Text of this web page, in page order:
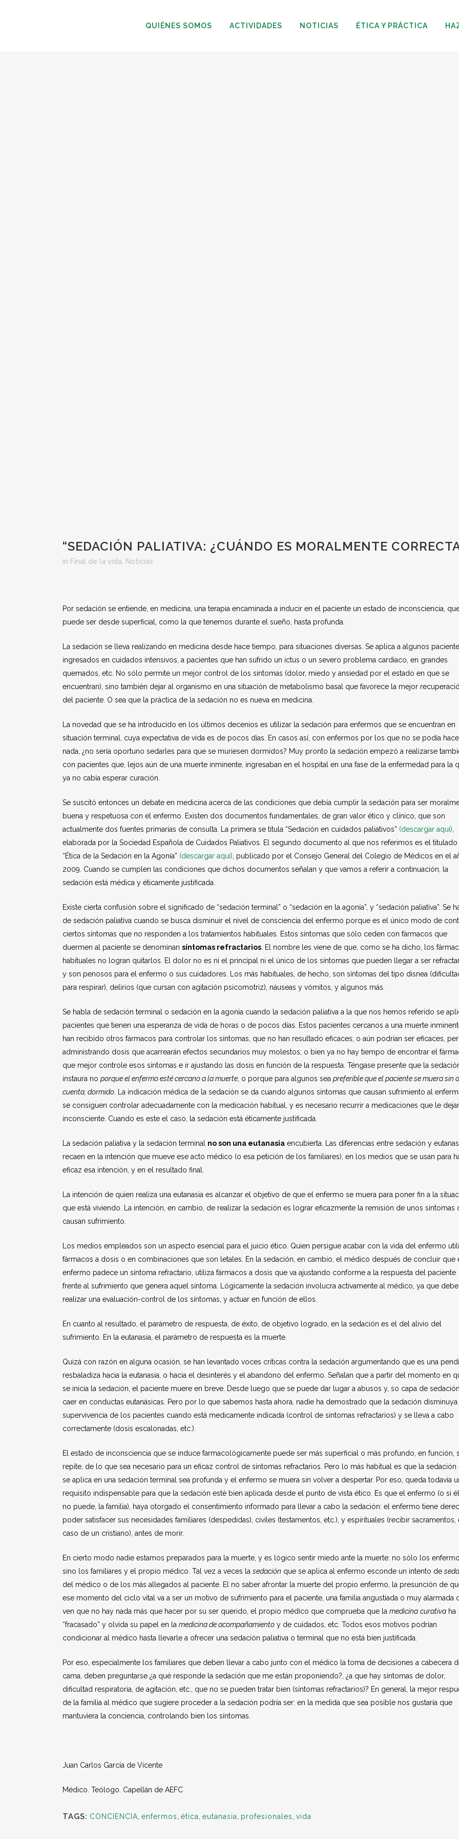
QUIÉNES SOMOS ACTIVIDADES NOTICIAS ÉTICA Y PRÁCTICA
“SEDACIÓN PALIATIVA: ¿CUÁNDO ES MORALMENTE
in Final de la vida Noticias
Por sedación se entiende, en medicina, una terapia encaminada a inducir en el paciente un estado de inconsciencia,
puede ser desde superficial, como la que tenemos durante el sueño, hasta profunda.
La sedación se lleva realizando en medicina desde hace tiempo, para situaciones diversas. Se aplica a algunos
ingresados en cuidados intensivos, a pacientes que han sufrido un ictus o un severo problema cardiaco, en grandes
quemados, etc. No sólo permite un mejor control de los síntomas (dolor, miedo y ansiedad por el estado en que se
encuentran), sino también dejar al organismo en una situación de metabolismo basal que favorece la mejor
del paciente. O sea que la práctica de la sedación no es nueva en medicina.
La novedad que se ha introducido en los últimos decenios es utilizar la sedación para enfermos que se encuentran en
situación terminal, cuya expectativa de vida es de pocos días. En casos así, con enfermos por los que no se podía
nada, ¿no sería oportuno sedarles para que se muriesen dormidos? Muy pronto la sedación empezó a realizarse
con pacientes que, lejos aún de una muerte inminente, ingresaban en el hospital en una fase de la enfermedad para la
ya no cabía esperar curación.
Se suscitó entonces un debate en medicina acerca de las condiciones que debía cumplir la sedación para ser
buena y respetuosa con el enfermo. Existen dos documentos fundamentales, de gran valor ético y clínico, que son
actualmente dos fuentes primarias de consulta. La primera se titula “Sedación en cuidados paliativos” (descargar aquí)
elaborada por la Sociedad Española de Cuidados Paliativos. El segundo documento al que nos referimos es el titulado
“Ética de la Sedación en la Agonía” (descargar aquí) , publicado por el Consejo General del Colegio de Médicos en el
2009. Cuando se cumplen las condiciones que dichos documentos señalan y que vamos a referir a continuación, la
sedación está médica y éticamente justificada.
Existe cierta confusión sobre el significado de “sedación terminal” o “sedación en la agonía”, y “sedación paliativa”. Se
de sedación paliativa cuando se busca disminuir el nivel de consciencia del enfermo porque es el único modo de
ciertos síntomas que no responden a los tratamientos habituales. Estos síntomas que sólo ceden con fármacos que
duermen al paciente se denominan síntomas refractarios . El nombre les viene de que, como se ha dicho, los
habituales no logran quitarlos. El dolor no es ni el principal ni el único de los síntomas que pueden llegar a ser
y son penosos para el enfermo o sus cuidadores. Los más habituales, de hecho, son síntomas del tipo disnea
para respirar), delirios (que cursan con agitación psicomotriz), náuseas y vómitos, y algunos más.
Se habla de sedación terminal o sedación en la agonía cuando la sedación paliativa a la que nos hemos referido se
pacientes que tienen una esperanza de vida de horas o de pocos días. Estos pacientes cercanos a una muerte
han recibido otros fármacos para controlar los síntomas, que no han resultado eficaces; o aún podrían ser eficaces,
administrando dosis que acarrearán efectos secundarios muy molestos; o bien ya no hay tiempo de encontrar el
que mejor controle esos síntomas e ir ajustando las dosis en función de la respuesta. Téngase presente que la
instaura no porque el enfermo esté cercano a la muerte , o porque para algunos sea preferible que el paciente se muera sin
cuenta, dormido . La indicación médica de la sedación se da cuando algunos síntomas que causan sufrimiento al
se consiguen controlar adecuadamente con la medicación habitual, y es necesario recurrir a medicaciones que le
inconsciente. Cuando es este el caso, la sedación está éticamente justificada.
La sedación paliativa y la sedación terminal no son una eutanasia encubierta. Las diferencias entre sedación y
recaen en la intención que mueve ese acto médico (o esa petición de los familiares), en los medios que se usan para
eficaz esa intención, y en el resultado final.
La intención de quien realiza una eutanasia es alcanzar el objetivo de que el enfermo se muera para poner fin a la
que está viviendo. La intención, en cambio, de realizar la sedación es lograr eficazmente la remisión de unos síntomas
causan sufrimiento.
Los medios empleados son un aspecto esencial para el juicio ético. Quien persigue acabar con la vida del enfermo
fármacos a dosis o en combinaciones que son letales. En la sedación, en cambio, el médico después de concluir que
enfermo padece un síntoma refractario, utiliza fármacos a dosis que va ajustando conforme a la respuesta del paciente
frente al sufrimiento que genera aquel síntoma. Lógicamente la sedación involucra activamente al médico, ya que debe
realizar una evaluación-control de los síntomas, y actuar en función de ellos.
En cuanto al resultado, el parámetro de respuesta, de éxito, de objetivo logrado, en la sedación es el del alivio del
sufrimiento. En la eutanasia, el parámetro de respuesta es la muerte.
Quizá con razón en alguna ocasión, se han levantado voces críticas contra la sedación argumentando que es una
resbaladiza hacia la eutanasia, o hacia el desinterés y el abandono del enfermo. Señalan que a partir del momento en
se inicia la sedación, el paciente muere en breve. Desde luego que se puede dar lugar a abusos y, so capa de sedación,
caer en conductas eutanásicas. Pero por lo que sabemos hasta ahora, nadie ha demostrado que la sedación disminuya
supervivencia de los pacientes cuando está medicamente indicada (control de síntomas refractarios) y se lleva a cabo
correctamente (dosis escalonadas, etc.).
El estado de inconsciencia que se induce farmacológicamente puede ser más superficial o más profundo, en función,
repite, de lo que sea necesario para un eficaz control de síntomas refractarios. Pero lo más habitual es que la sedación
se aplica en una sedación terminal sea profunda y el enfermo se muera sin volver a despertar. Por eso, queda todavía
requisito indispensable para que la sedación esté bien aplicada desde el punto de vista ético. Es que el enfermo (o si
no puede, la familia), haya otorgado el consentimiento informado para llevar a cabo la sedación: el enfermo tiene
poder satisfacer sus necesidades familiares (despedidas), civiles (testamentos, etc.), y espirituales (recibir sacramentos,
caso de un cristiano), antes de morir.
En cierto modo nadie estamos preparados para la muerte, y es lógico sentir miedo ante la muerte: no sólo los
sino los familiares y el propio médico. Tal vez a veces la sedación que se aplica al enfermo esconde un intento de
del médico o de los más allegados al paciente. El no saber afrontar la muerte del propio enfermo, la presunción de
ese momento del ciclo vital va a ser un motivo de sufrimiento para el paciente, una familia angustiada o muy alarmada
ven que no hay nada más que hacer por su ser querido, el propio médico que comprueba que la medicina curativa ha
“fracasado” y olvida su papel en la medicina de acompañamiento y de cuidados, etc. Todos esos motivos podrían
condicionar al médico hasta llevarle a ofrecer una sedación paliativa o terminal que no está bien justificada.
Por eso, especialmente los familiares que deben llevar a cabo junto con el médico la toma de decisiones a cabecera
cama, deben preguntarse ¿a qué responde la sedación que me están proponiendo?, ¿a que hay síntomas de dolor,
dificultad respiratoria, de agitación, etc., que no se pueden tratar bien (síntomas refractarios)? En general, la mejor
de la familia al médico que sugiere proceder a la sedación podría ser: en la medida que sea posible nos gustaría que
mantuviera la conciencia, controlando bien los síntomas.
Juan Carlos García de Vicente
Médico. Teólogo. Capellán de AEFC
TAGS: CONCIENCIA enfermos ética eutanasia profesionales vida